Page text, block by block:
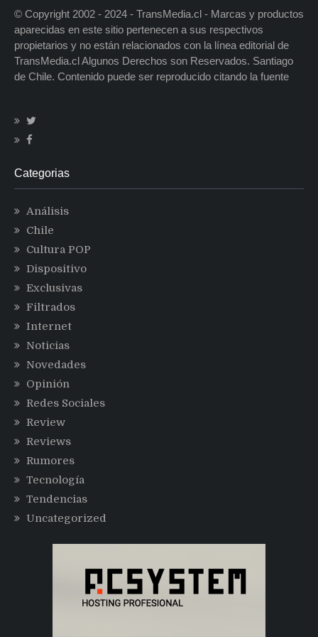
© Copyright 2002 - 2024 - TransMedia.cl - Marcas y productos
aparecidas en este sitio pertenecen a sus respectivos
propietarios y no están relacionados con la línea editorial de
TransMedia.cl Algunos Derechos son Reservados. Santiago
de Chile. Contenido puede ser reproducido citando la fuente
Categorias
Análisis
Chile
Cultura POP
Dispositivo
Exclusivas
Filtrados
Internet
Noticias
Novedades
Opinión
Redes Sociales
Review
Reviews
Rumores
Tecnología
Tendencias
Uncategorized